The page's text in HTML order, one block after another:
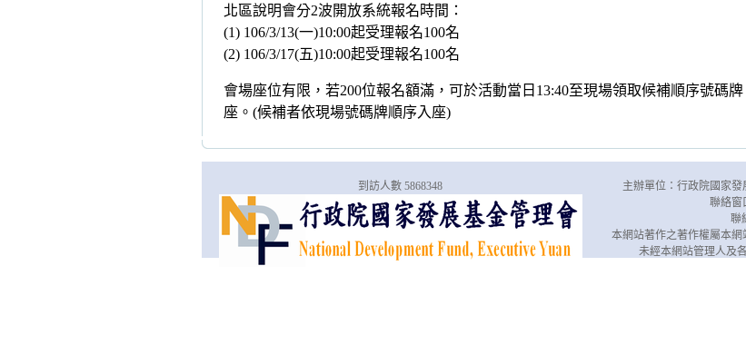
北區說明會分2波開放系統報名時間：
(1) 106/3/13(一)10:00起受理報名100名
(2) 106/3/17(五)10:00起受理報名100名
會場座位有限，若200位報名額滿，可於活動當日13:40至現場領取候補順序號碼
座。(候補者依現場號碼牌順序入座)
到訪人數 5868348
主辦單位：行政院國家
聯絡窗
聯
本網站著作之著作權屬本網
未經本網站管理人及